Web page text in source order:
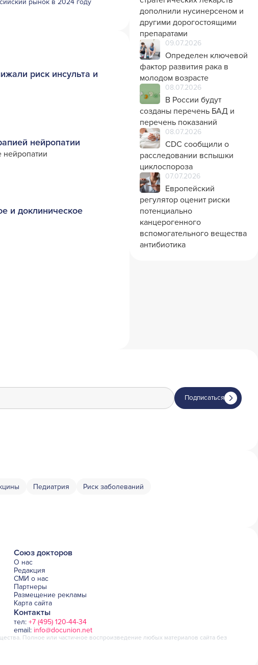
риск инсульта и
нейропатии
нейропатии
и доклиническое
дополнили нусинерсеном и
другими дорогостоящими
препаратами
09.07.2026
Определен ключевой
фактор развития рака в
молодом возрасте
08.07.2026
В России будут
созданы перечень БАД и
перечень показаний
08.07.2026
CDC сообщили о
расследовании вспышки
циклоспороза
07.07.2026
Европейский
регулятор оценит риски
потенциально
канцерогенного
вспомогательного вещества
антибиотика
Подписаться
Педиатрия
Риск заболеваний
Союз докторов
О нас
Редакция
СМИ о нас
Партнеры
Размещение рекламы
Карта сайта
Контакты
тел:+7 (495) 120-44-34
email: info@docunion.net
Полное или частичное воспроизведение любых материалов сайта без